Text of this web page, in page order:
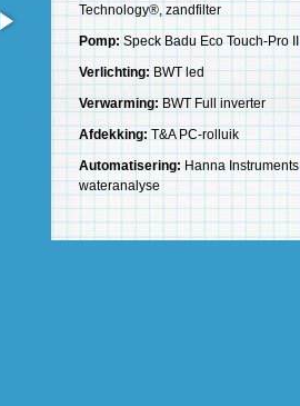
Technology®, zandfilter
Pomp: Speck Badu Eco Touch-Pro II
Verlichting: BWT led
Verwarming: BWT Full inverter
Afdekking: T&A PC-rolluik
Automatisering: Hanna Instruments
wateranalyse